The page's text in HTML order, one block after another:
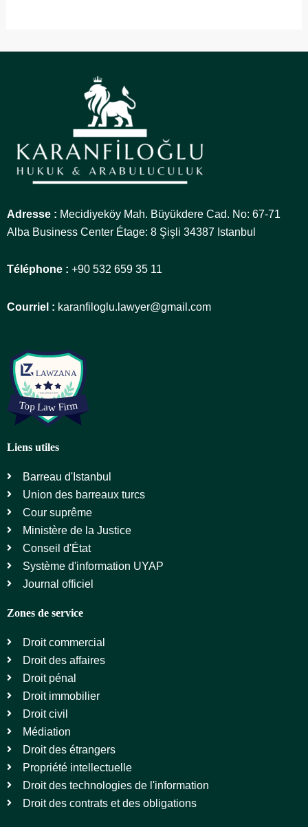
Adresse : Mecidiyeköy Mah. Büyükdere Cad. No: 67-71
Alba Business Center Étage: 8 Şişli 34387 Istanbul
Téléphone : +90 532 659 35 11
Courriel : karanfiloglu.lawyer@gmail.com
Liens utiles
Barreau d'Istanbul
Union des barreaux turcs
Cour suprême
Ministère de la Justice
Conseil d'État
Système d'information UYAP
Journal officiel
Zones de service
Droit commercial
Droit des affaires
Droit pénal
Droit immobilier
Droit civil
Médiation
Droit des étrangers
Propriété intellectuelle
Droit des technologies de l'information
Droit des contrats et des obligations